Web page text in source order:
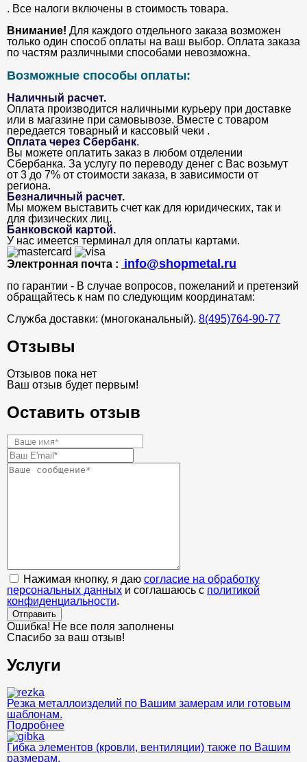
. Все налоги включены в стоимость товара.
Внимание! Для каждого отдельного заказа возможен
только один способ оплаты на ваш выбор. Оплата заказа
по частям различными способами невозможна.
Возможные способы оплаты:
Наличный расчет.
Оплата производится наличными курьеру при доставке
или в магазине при самовывозе. Вместе с товаром
передается товарный и кассовый чеки .
Оплата через Сбербанк.
Вы можете оплатить заказ в любом отделении
Сбербанка. За услугу по переводу денег с Вас возьмут
от 3 до 7% от стоимости заказа, в зависимости от
региона.
Безналичный расчет.
Мы можем выставить счет как для юридических, так и
для физических лиц.
Банковской картой.
У нас имеется терминал для оплаты картами.
Электронная почта : info@shopmetal.ru
по гарантии - В случае вопросов, пожеланий и претензий
обращайтесь к нам по следующим координатам:
Служба доставки: (многоканальный). 8(495)764-90-77
Отзывы
Отзывов пока нет
Ваш отзыв будет первым!
Оставить отзыв
Нажимая кнопку, я даю согласие на обработку
персональных данных и соглашаюсь с политикой
конфиденциальности.
Отправить
Ошибка! Не все поля заполнены
Спасибо за ваш отзыв!
Услуги
Резка металлоизделий по Вашим замерам или готовым
шаблонам.
Подробнее
Гибка элементов (кровли, вентиляции) также по Вашим
размерам.